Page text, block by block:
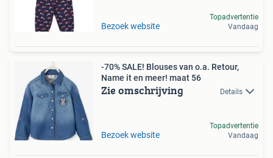
Bezoek website
Topadvertentie
Vandaag
-70% SALE! Blouses van o.a. Retour,
Name it en meer! maat 56
Zie omschrijving Details
Bezoek website
Topadvertentie
Vandaag